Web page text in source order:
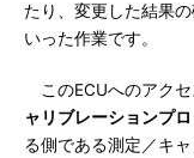
たり、変更した結果
いった作業です。
このECUへのアクセ
ャリブレーションプ
る側である測定／キ